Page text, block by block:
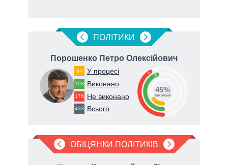
ПОЛIТИКИ
Порошенко Петро Олексійович
64 У процесі
193 Виконано
176 Не виконано
433 Всього
41 45
14
45%
виконано
ОБІЦЯНКИ ПОЛІТИКІВ